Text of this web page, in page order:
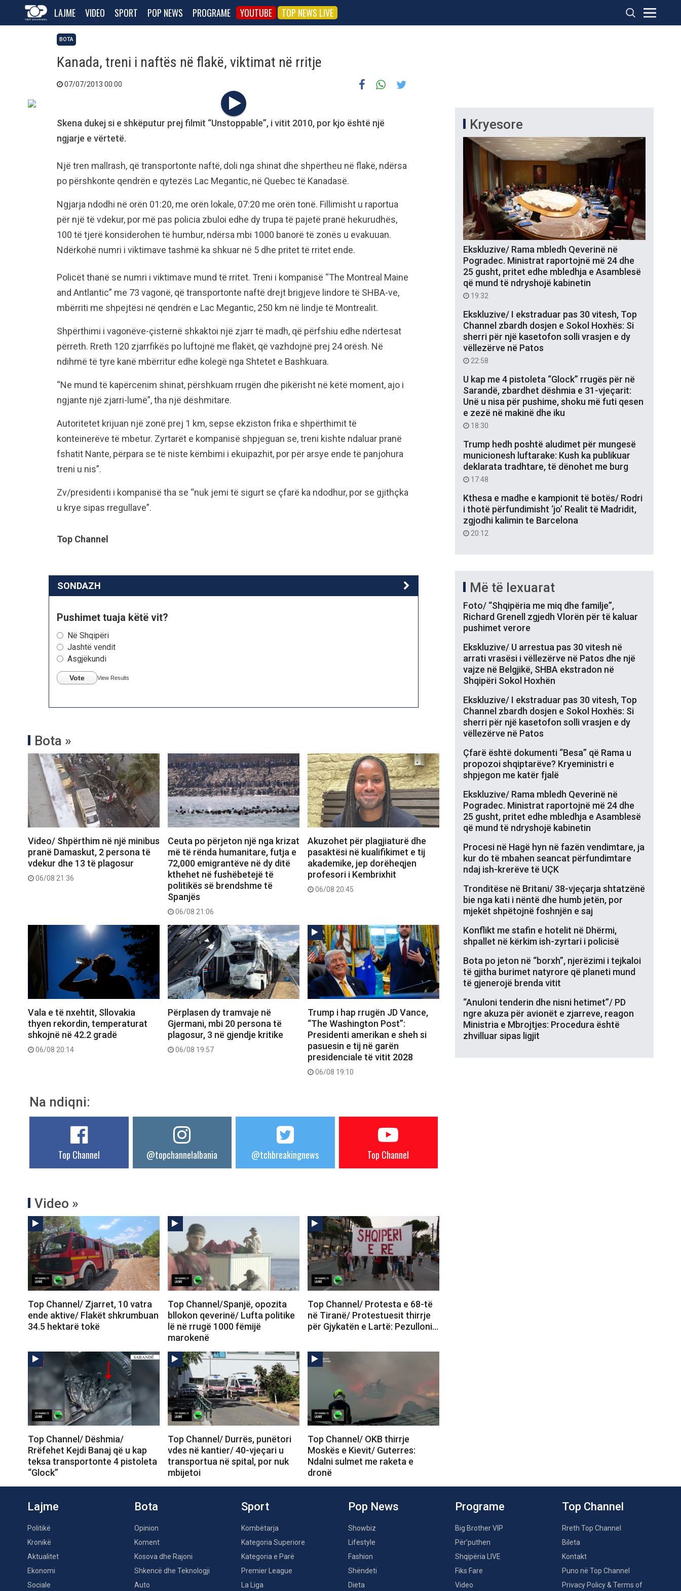
LAJME VIDEO SPORT POP NEWS PROGRAME YOUTUBE TOP NEWS LIVE
BOTA
Kanada, treni i naftës në flakë, viktimat në rritje
07/07/2013 00:00
Skena dukej si e shkëputur prej filmit “Unstoppable”, i vitit 2010, por kjo është një
ngjarje e vërtetë.
Një tren mallrash, që transportonte naftë, doli nga shinat dhe shpërtheu në flakë, ndërsa
po përshkonte qendrën e qytezës Lac Megantic, në Quebec të Kanadasë.
Ngjarja ndodhi në orën 01:20, me orën lokale, 07:20 me orën tonë. Fillimisht u raportua
për një të vdekur, por më pas policia zbuloi edhe dy trupa të pajetë pranë hekurudhës,
100 të tjerë konsiderohen të humbur, ndërsa mbi 1000 banorë të zonës u evakuuan.
Ndërkohë numri i viktimave tashmë ka shkuar në 5 dhe pritet të rritet ende.
Policët thanë se numri i viktimave mund të rritet. Treni i kompanisë “The Montreal Maine
and Antlantic” me 73 vagonë, që transportonte naftë drejt brigjeve lindore të SHBA-ve,
mbërriti me shpejtësi në qendrën e Lac Megantic, 250 km në lindje të Montrealit.
Shpërthimi i vagonëve-çisternë shkaktoi një zjarr të madh, që përfshiu edhe ndërtesat
përreth. Rreth 120 zjarrfikës po luftojnë me flakët, që vazhdojnë prej 24 orësh. Në
ndihmë të tyre kanë mbërritur edhe kolegë nga Shtetet e Bashkuara.
“Ne mund të kapërcenim shinat, përshkuam rrugën dhe pikërisht në këtë moment, ajo i
ngjante një zjarri-lumë”, tha një dëshmitare.
Autoritetet krijuan një zonë prej 1 km, sepse ekziston frika e shpërthimit të
konteinerëve të mbetur. Zyrtarët e kompanisë shpjeguan se, treni kishte ndaluar pranë
fshatit Nante, përpara se të niste këmbimi i ekuipazhit, por për arsye ende të panjohura
treni u nis”.
Zv/presidenti i kompanisë tha se “nuk jemi të sigurt se çfarë ka ndodhur, por se gjithçka
u krye sipas rregullave”.
Top Channel
SONDAZH
Pushimet tuaja këtë vit?
Në Shqipëri
Jashtë vendit
Asgjëkundi
Vote View Results
Bota »
Video/ Shpërthim në një minibus
pranë Damaskut, 2 persona të
vdekur dhe 13 të plagosur
06/08 21:36
Ceuta po përjeton një nga krizat
më të rënda humanitare, futja e
72,000 emigrantëve në dy ditë
kthehet në fushëbetejë të
politikës së brendshme të
Spanjës
06/08 21:06
Akuzohet për plagjiaturë dhe
pasaktësi në kualifikimet e tij
akademike, jep dorëheqjen
profesori i Kembrixhit
06/08 20:45
Vala e të nxehtit, Sllovakia
thyen rekordin, temperaturat
shkojnë në 42.2 gradë
06/08 20:14
Përplasen dy tramvaje në
Gjermani, mbi 20 persona të
plagosur, 3 në gjendje kritike
06/08 19:57
Trump i hap rrugën JD Vance,
“The Washington Post”:
Presidenti amerikan e sheh si
pasuesin e tij në garën
presidenciale të vitit 2028
06/08 19:10
Na ndiqni:
Top Channel @topchannelalbania @tchbreakingnews Top Channel
Video »
Top Channel/ Zjarret, 10 vatra
ende aktive/ Flakët shkrumbuan
34.5 hektarë tokë
Top Channel/Spanjë, opozita
bllokon qeverinë/ Lufta politike
lë në rrugë 1000 fëmijë
marokenë
Top Channel/ Protesta e 68-të
në Tiranë/ Protestuesit thirrje
për Gjykatën e Lartë: Pezulloni…
Top Channel/ Dëshmia/
Rrëfehet Kejdi Banaj që u kap
teksa transportonte 4 pistoleta
“Glock”
Top Channel/ Durrës, punëtori
vdes në kantier/ 40-vjeçari u
transportua në spital, por nuk
mbijetoi
Top Channel/ OKB thirrje
Moskës e Kievit/ Guterres:
Ndalni sulmet me raketa e
dronë
Kryesore
Ekskluzive/ Rama mbledh Qeverinë në
Pogradec. Ministrat raportojnë më 24 dhe
25 gusht, pritet edhe mbledhja e Asamblesë
që mund të ndryshojë kabinetin
19:32
Ekskluzive/ I ekstraduar pas 30 vitesh, Top
Channel zbardh dosjen e Sokol Hoxhës: Si
sherri për një kasetofon solli vrasjen e dy
vëllezërve në Patos
22:58
U kap me 4 pistoleta “Glock” rrugës për në
Sarandë, zbardhet dëshmia e 31-vjeçarit:
Unë u nisa për pushime, shoku më futi qesen
e zezë në makinë dhe iku
18:30
Trump hedh poshtë aludimet për mungesë
municionesh luftarake: Kush ka publikuar
deklarata tradhtare, të dënohet me burg
17:48
Kthesa e madhe e kampionit të botës/ Rodri
i thotë përfundimisht ‘jo’ Realit të Madridit,
zgjodhi kalimin te Barcelona
20:12
Më të lexuarat
Foto/ “Shqipëria me miq dhe familje”,
Richard Grenell zgjedh Vlorën për të kaluar
pushimet verore
Ekskluzive/ U arrestua pas 30 vitesh në
arrati vrasësi i vëllezërve në Patos dhe një
vajze në Belgjikë, SHBA ekstradon në
Shqipëri Sokol Hoxhën
Ekskluzive/ I ekstraduar pas 30 vitesh, Top
Channel zbardh dosjen e Sokol Hoxhës: Si
sherri për një kasetofon solli vrasjen e dy
vëllezërve në Patos
Çfarë është dokumenti “Besa” që Rama u
propozoi shqiptarëve? Kryeministri e
shpjegon me katër fjalë
Ekskluzive/ Rama mbledh Qeverinë në
Pogradec. Ministrat raportojnë më 24 dhe
25 gusht, pritet edhe mbledhja e Asamblesë
që mund të ndryshojë kabinetin
Procesi në Hagë hyn në fazën vendimtare, ja
kur do të mbahen seancat përfundimtare
ndaj ish-krerëve të UÇK
Tronditëse në Britani/ 38-vjeçarja shtatzënë
bie nga kati i nëntë dhe humb jetën, por
mjekët shpëtojnë foshnjën e saj
Konflikt me stafin e hotelit në Dhërmi,
shpallet në kërkim ish-zyrtari i policisë
Bota po jeton në “borxh”, njerëzimi i tejkaloi
të gjitha burimet natyrore që planeti mund
të gjenerojë brenda vitit
“Anuloni tenderin dhe nisni hetimet”/ PD
ngre akuza për avionët e zjarreve, reagon
Ministria e Mbrojtjes: Procedura është
zhvilluar sipas ligjit
Lajme
Politikë
Kronikë
Aktualitet
Ekonomi
Sociale
Bota
Opinion
Koment
Kosova dhe Rajoni
Shkencë dhe Teknologji
Auto
Sport
Kombëtarja
Kategoria Superiore
Kategoria e Parë
Premier League
La Liga
Pop News
Showbiz
Lifestyle
Fashion
Shëndeti
Dieta
Programe
Big Brother VIP
Për’puthen
Shqipëria LIVE
Fiks Fare
Video
Top Channel
Rreth Top Channel
Bileta
Kontakt
Puno në Top Channel
Privacy Policy & Terms of